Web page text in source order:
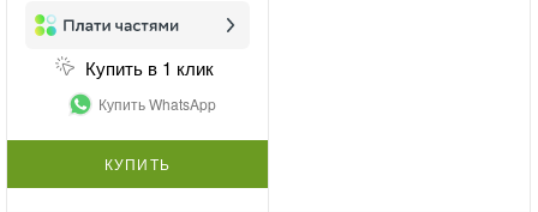
Купить в 1 клик
Купить WhatsApp
КУПИТЬ